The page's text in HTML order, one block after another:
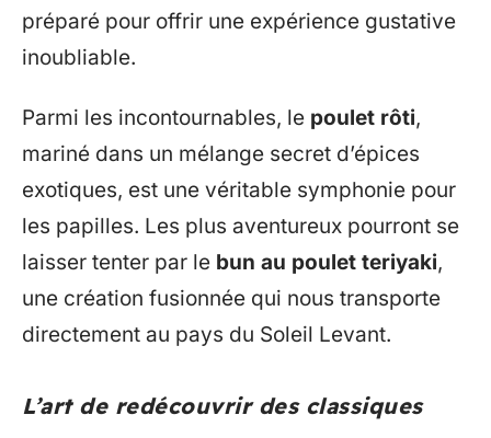
préparé pour offrir une expérience gustative
inoubliable.
Parmi les incontournables, le poulet rôti,
mariné dans un mélange secret d’épices
exotiques, est une véritable symphonie pour
les papilles. Les plus aventureux pourront se
laisser tenter par le bun au poulet teriyaki,
une création fusionnée qui nous transporte
directement au pays du Soleil Levant.
L’art de redécouvrir des classiques